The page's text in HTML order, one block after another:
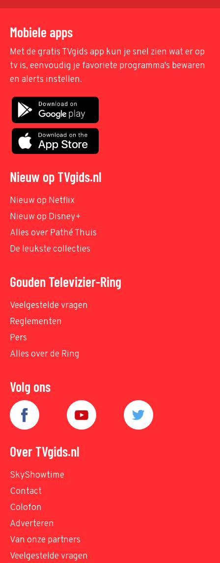
Mobiele apps
Met de gratis TVgids app kun je snel zien wat er op
tv is, eenvoudig je favoriete programma's bewaren
en alerts instellen.
Nieuw op TVgids.nl
Nieuw op Netflix
Nieuw op Disney+
Alles over Pathé Thuis
De leukste collecties
Gouden Televizier-Ring
Veelgestelde vragen
Reglementen
Pers
Alles over de Ring
Volg ons
Over TVgids.nl
SkyShowtime
Contact
Colofon
Adverteren
Van onze partners
Veelgestelde vragen